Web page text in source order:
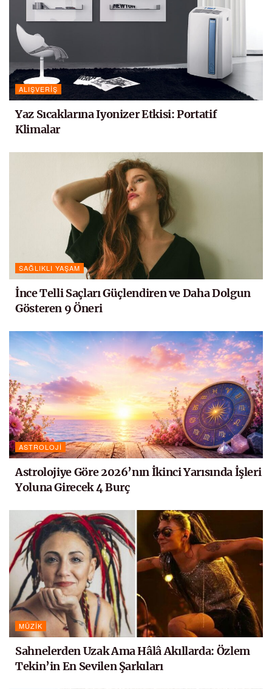
ALIŞVERIŞ
Yaz Sıcaklarına Iyonizer Etkisi: Portatif
Klimalar
SAĞLIKLI YAŞAM
İnce Telli Saçları Güçlendiren ve Daha Dolgun
Gösteren 9 Öneri
ASTROLOJI
Astrolojiye Göre 2026’nın İkinci Yarısında İşleri
Yoluna Girecek 4 Burç
MÜZIK
Sahnelerden Uzak Ama Hâlâ Akıllarda: Özlem
Tekin’in En Sevilen Şarkıları